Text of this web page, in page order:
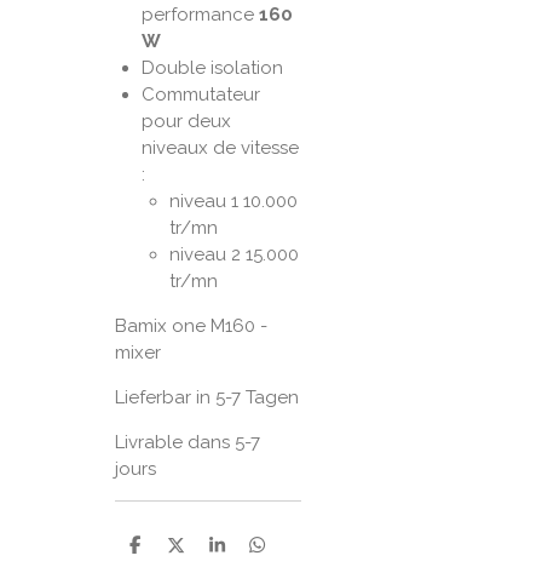
performance160
W
Double isolation
Commutateur
pour deux
niveaux de vitesse
:
niveau 1 10.000
tr/mn
niveau 2 15.000
tr/mn
Bamix one M160 -
mixer
Lieferbar in 5-7 Tagen
Livrable dans 5-7
jours
P
P
P
P